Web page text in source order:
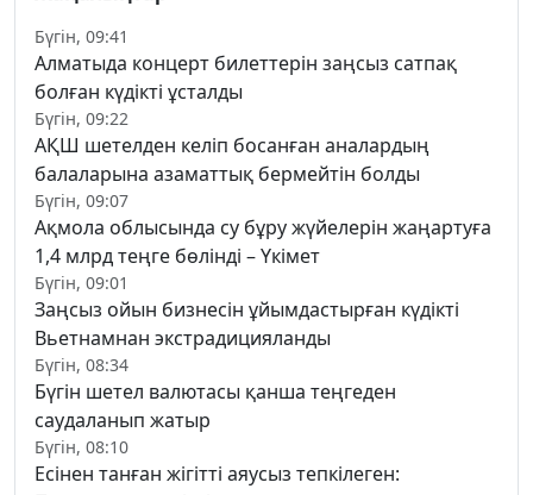
Бүгін, 09:41
Алматыда концерт билеттерін заңсыз сатпақ
болған күдікті ұсталды
Бүгін, 09:22
АҚШ шетелден келіп босанған аналардың
балаларына азаматтық бермейтін болды
Бүгін, 09:07
Ақмола облысында су бұру жүйелерін жаңартуға
1,4 млрд теңге бөлінді – Үкімет
Бүгін, 09:01
Заңсыз ойын бизнесін ұйымдастырған күдікті
Вьетнамнан экстрадицияланды
Бүгін, 08:34
Бүгін шетел валютасы қанша теңгеден
саудаланып жатыр
Бүгін, 08:10
Есінен танған жігітті аяусыз тепкілеген: